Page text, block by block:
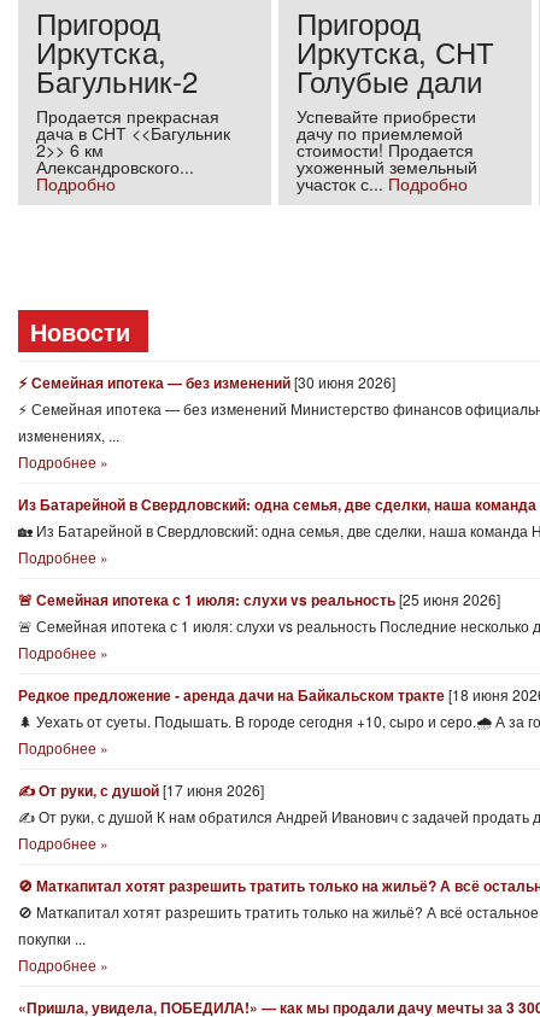
Пригород
Иркутска,
Багульник-2
Продается прекрасная
дача в СНТ <<Багульник
2>> 6 км
Александровского...
Подробно
Пригород
Иркутска, СНТ
Голубые дали
Успевайте приобрести
дачу по приемлемой
стоимости! Продается
ухоженный земельный
участок с... Подробно
Новости
⚡️ Семейная ипотека — без изменений[30 июня 2026]
⚡️ Семейная ипотека — без изменений Министерство финансов
изменениях, ...
Подробнее »
Из Батарейной в Свердловский: одна семья, две сделки, наша команда
🏡 Из Батарейной в Свердловский: одна семья, две сделки, наша
Подробнее »
🚨 Семейная ипотека с 1 июля: слухи vs реальность[25 июня 2026]
🚨 Семейная ипотека с 1 июля: слухи vs реальность Последние
Подробнее »
Редкое предложение - аренда дачи на Байкальском тракте[18 июня
🌲 Уехать от суеты. Подышать. В городе сегодня +10, сыро и серо.🌧️ А за
Подробнее »
✍️ От руки, с душой[17 июня 2026]
✍️ От руки, с душой К нам обратился Андрей Иванович с задачей продать
Подробнее »
🚫 Маткапитал хотят разрешить тратить только на жильё? А всё
🚫 Маткапитал хотят разрешить тратить только на жильё? А всё
покупки ...
Подробнее »
«Пришла, увидела, ПОБЕДИЛА!» — как мы продали дачу мечты за 3